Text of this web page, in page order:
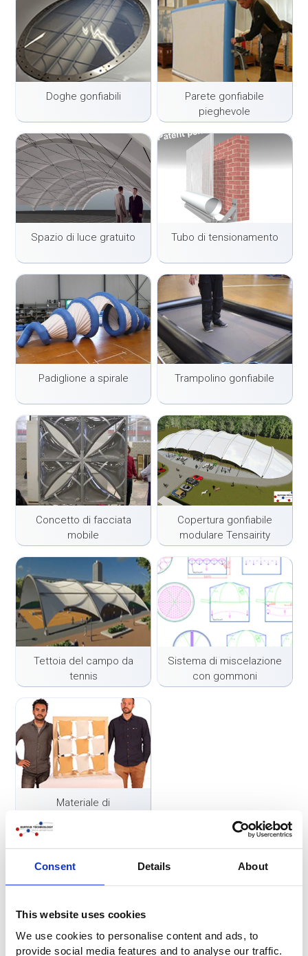
Consent Details About
This website uses cookies
We use cookies to personalise content and ads, to
provide social media features and to analyse our traffic.
Doghe gonfiabili
Parete gonfiabile
pieghevole
Spazio di luce gratuito Tubo di tensionamento
Padiglione a spirale Trampolino gonfiabile
Concetto di facciata
mobile
Copertura gonfiabile
modulare Tensairity
Tettoia del campo da
tennis
Sistema di miscelazione
con gommoni
Materiale di
Basta compilare il nostro modulo di contatto:
Modulo di contatto